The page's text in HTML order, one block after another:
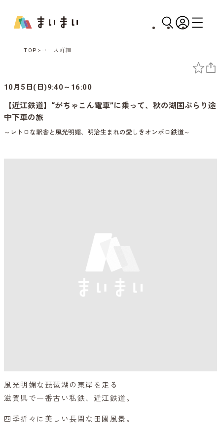
TOP コース詳細
10月5日(日)9:40～16:00
【近江鉄道】“がちゃこん電車”に乗って、秋の湖国ぶらり途
中下車の旅
～レトロな駅舎と風光明媚、明治生まれの愛しきオンボロ鉄道～
風光明媚な琵琶湖の東岸を走る
滋賀県で一番古い私鉄、近江鉄道。
四季折々に美しい長閑な田園風景。